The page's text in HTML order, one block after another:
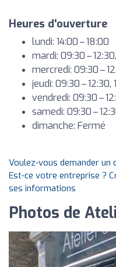
Heures d'ouverture
lundi: 14:00 – 18:00
mardi: 09:30 –
mercredi: 09:30 –
jeudi: 09:30 – 12:30,
vendredi: 09:30 –
samedi: 09:30 –
dimanche: Fermé
Voulez-vous demander un
Est-ce votre entreprise ?
ses informations
Photos de